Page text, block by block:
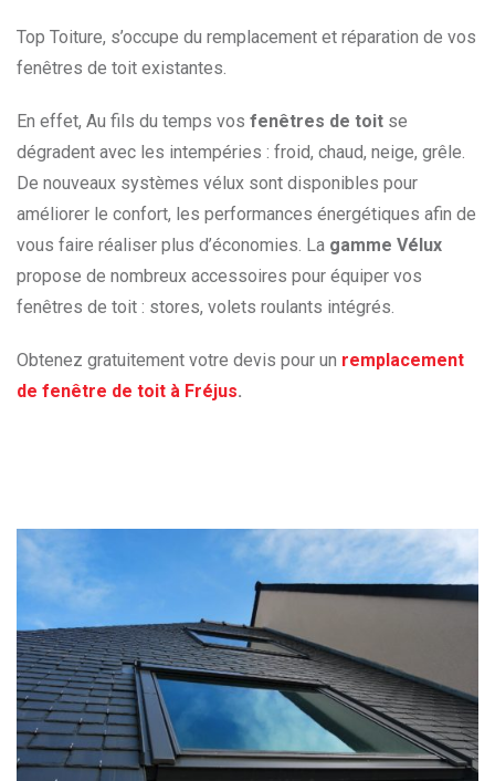
Top Toiture, s’occupe du remplacement et réparation de vos
fenêtres de toit existantes.
En effet, Au fils du temps vos fenêtres de toit se
dégradent avec les intempéries : froid, chaud, neige, grêle.
De nouveaux systèmes vélux sont disponibles pour
améliorer le confort, les performances énergétiques afin de
vous faire réaliser plus d’économies. La gamme Vélux
propose de nombreux accessoires pour équiper vos
fenêtres de toit : stores, volets roulants intégrés.
Obtenez gratuitement votre devis pour un remplacement
de fenêtre de toit à Fréjus.